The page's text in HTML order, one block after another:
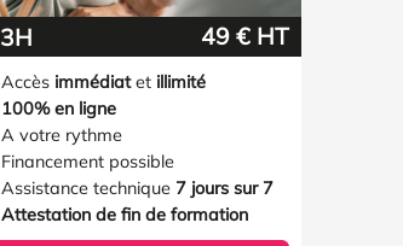
3H 49 € HT
Accès immédiatet illimité
100% en ligne
A votre rythme
Financement possible
Assistance technique 7 jours sur 7
Attestation de fin de formation